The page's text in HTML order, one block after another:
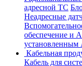
адресной ТС
Неадресные
обеспечение и
Кабельная
Кабель для